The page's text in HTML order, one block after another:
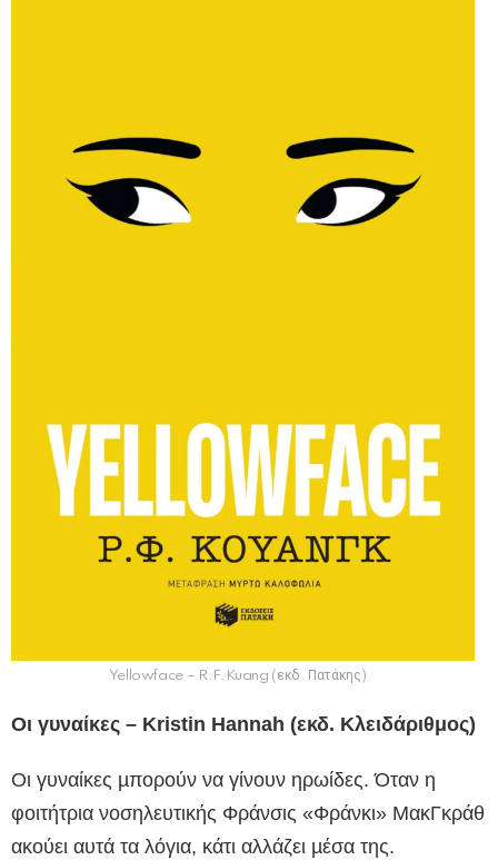
Yellowface – R.F.Kuang (εκδ. Πατάκης)
Οι γυναίκες – Kristin Hannah (εκδ. Κλειδάριθμος)
Οι γυναίκες µπορούν να γίνουν ηρωίδες. Όταν η
φοιτήτρια νοσηλευτικής Φράνσις «Φράνκι» ΜακΓκράθ
ακούει αυτά τα λόγια, κάτι αλλάζει µέσα της.